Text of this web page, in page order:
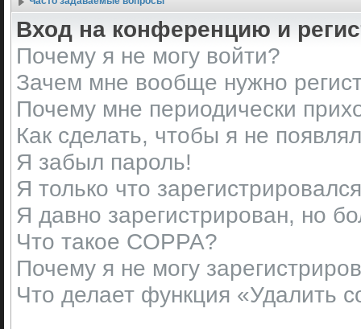
Вход на конференцию и
Почему я не могу войти?
Зачем мне вообще нужно
Почему мне периодически
Как сделать, чтобы я не
Я забыл пароль!
Я только что
Я давно зарегистрирован, но
Что такое COPPA?
Почему я не могу
Что делает функция «Удалить